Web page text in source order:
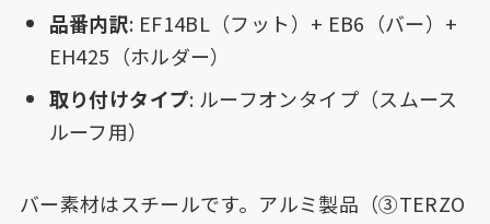
品番内訳: EF14BL（フット）+ EB6（バー）+
EH425（ホルダー）
取り付けタイプ: ルーフオンタイプ（スムース
ルーフ用）
バー素材はスチールです。アルミ製品（③TERZO